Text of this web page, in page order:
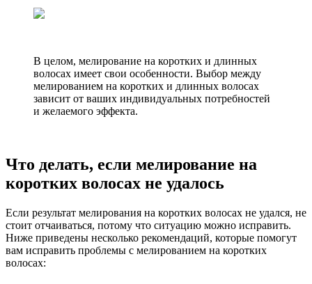
В целом, мелирование на коротких и длинных
волосах имеет свои особенности. Выбор между
мелированием на коротких и длинных волосах
зависит от ваших индивидуальных потребностей
и желаемого эффекта.
Что делать, если мелирование на
коротких волосах не удалось
Если результат мелирования на коротких волосах не удался, не
стоит отчаиваться, потому что ситуацию можно исправить.
Ниже приведены несколько рекомендаций, которые помогут
вам исправить проблемы с мелированием на коротких
волосах: